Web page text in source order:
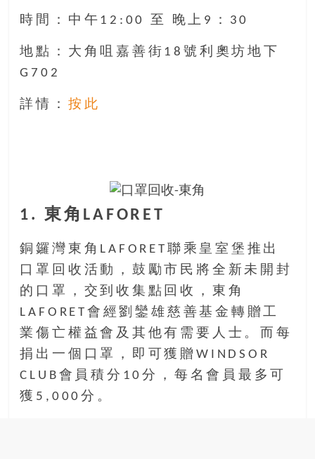
時間：中午12:00 至 晚上9：30
地點：大角咀嘉善街18號利奧坊地下
G702
詳情： 按此
1. 東角LAFORET
銅鑼灣東角LAFORET聯乘皇室堡推出
口罩回收活動，鼓勵市民將全新未開封
的口罩，交到收集點回收，東角
LAFORET會經劉鑾雄慈善基金轉贈工
業傷亡權益會及其他有需要人士。而每
捐出一個口罩，即可獲贈WINDSOR
CLUB會員積分10分，每名會員最多可
獲5,000分。